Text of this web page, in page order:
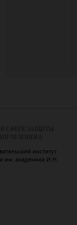
СФЕРЕ ЗАЩИТЫ
ЧЕЛОВЕКА
институт
им. академика И.Н.